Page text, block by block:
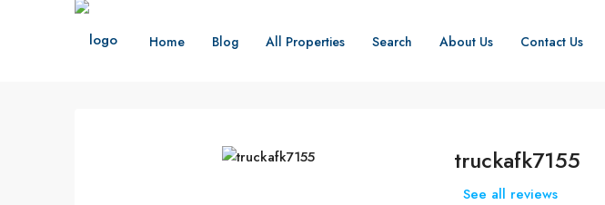
Home Blog All Properties Search About Us Contact Us
truckafk7155
See all reviews